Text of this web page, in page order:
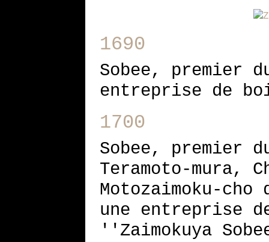
1690
Sobee, premier
entreprise de
1700
Sobee, premier
Teramoto-mura,
Motozaimoku-
une entreprise
''Zaimokuya